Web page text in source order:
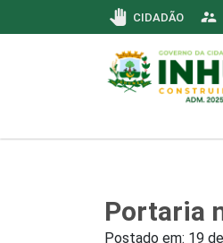
pan_tool CIDADÃO supervisor_account
Portaria
Postado em: 19